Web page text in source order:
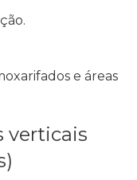
e áreas
verticais